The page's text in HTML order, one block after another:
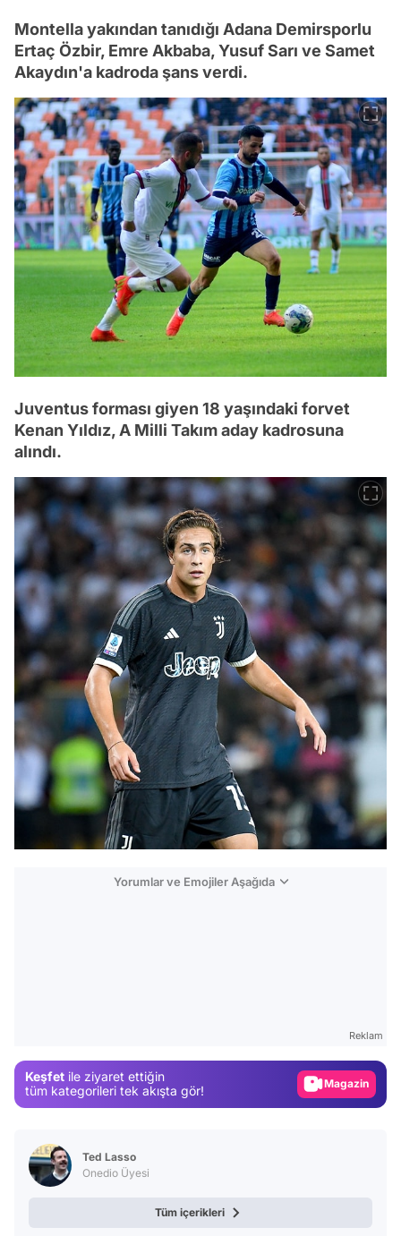
Montella yakından tanıdığı Adana Demirsporlu
Ertaç Özbir, Emre Akbaba, Yusuf Sarı ve Samet
Akaydın'a kadroda şans verdi.
Juventus forması giyen 18 yaşındaki forvet
Kenan Yıldız, A Milli Takım aday kadrosuna
alındı.
Yorumlar ve Emojiler Aşağıda
Reklam
Keşfet ile ziyaret ettiğin
tüm kategorileri tek akışta gör!
Magazin
Ted Lasso
Onedio Üyesi
Tüm içerikleri